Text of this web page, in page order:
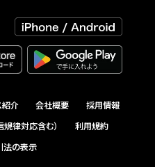
紹介 会社概要
採用情報
規律対応含む）
利用規約
法の表示